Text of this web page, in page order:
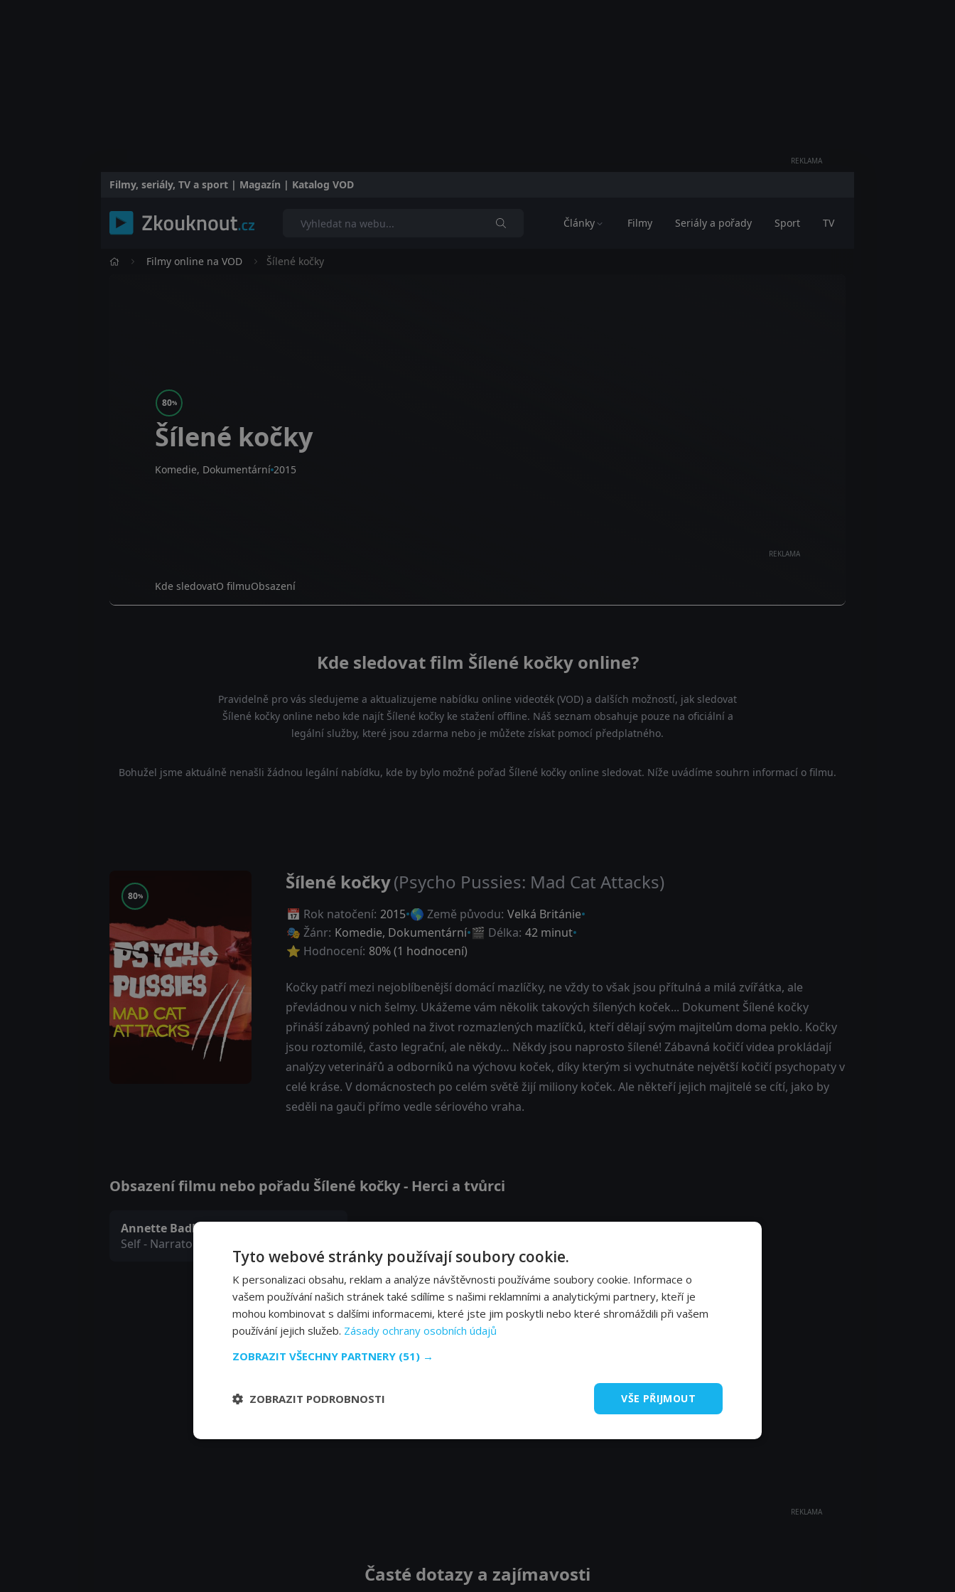
REKLAMA
Filmy, seriály, TV a sport | Magazín | Katalog VOD
Články Filmy Seriály a pořady Sport TV
Filmy online na VOD Šílené kočky
REKLAMA
80%
Šílené kočky
Komedie, Dokumentární 2015
Kde sledovatO filmuObsazení
Kde sledovat film Šílené kočky online?
Pravidelně pro vás sledujeme a aktualizujeme nabídku online videoték (VOD) a dalších možností, jak sledovat
Šílené kočky online nebo kde najít Šílené kočky ke stažení offline. Náš seznam obsahuje pouze na oficiální a
legální služby, které jsou zdarma nebo je můžete získat pomocí předplatného.
Bohužel jsme aktuálně nenašli žádnou legální nabídku, kde by bylo možné pořad Šílené kočky online sledovat. Níže uvádíme souhrn informací o filmu.
80%
Šílené kočky(Psycho Pussies: Mad Cat Attacks)
📅 Rok natočení: 2015 🌎 Země původu: Velká Británie
🎭 Žánr: Komedie, Dokumentární 🎬 Délka: 42 minut
⭐ Hodnocení: 80% (1 hodnocení)
Kočky patří mezi nejoblíbenější domácí mazlíčky, ne vždy to však jsou přítulná a milá zvířátka, ale
převládnou v nich šelmy. Ukážeme vám několik takových šílených koček... Dokument Šílené kočky
přináší zábavný pohled na život rozmazlených mazlíčků, kteří dělají svým majitelům doma peklo. Kočky
jsou roztomilé, často legrační, ale někdy… Někdy jsou naprosto šílené! Zábavná kočičí videa prokládají
analýzy veterinářů a odborníků na výchovu koček, díky kterým si vychutnáte největší kočičí psychopaty v
celé kráse. V domácnostech po celém světě žijí miliony koček. Ale někteří jejich majitelé se cítí, jako by
seděli na gauči přímo vedle sériového vraha.
Obsazení filmu nebo pořadu Šílené kočky - Herci a tvůrci
Annette Badland
Self - Narrator (voice)
REKLAMA
Časté dotazy a zajímavosti
Tyto webové stránky používají soubory cookie.
K personalizaci obsahu, reklam a analýze návštěvnosti používáme soubory cookie. Informace o
vašem používání našich stránek také sdílíme s našimi reklamními a analytickými partnery, kteří je
mohou kombinovat s dalšími informacemi, které jste jim poskytli nebo které shromáždili při vašem
používání jejich služeb. Zásady ochrany osobních údajů
ZOBRAZIT VŠECHNY PARTNERY (51) →
VŠE PŘIJMOUT
ZOBRAZIT PODROBNOSTI